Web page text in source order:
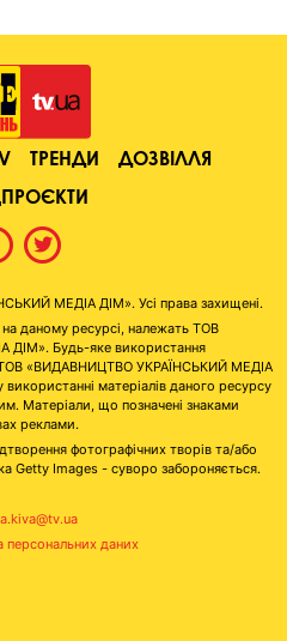
ТРЕНДИ
ДОЗВІЛЛЯ
МЕДІА ДІМ». Усі права захищені.
на даному ресурсі, належать ТОВ
Будь-яке використання
ТОВ «ВИДАВНИЦТВО УКРАЇНСЬКИЙ МЕДІА
матеріалів даного ресурсу
Матеріали, що позначені знаками
реклами.
фотографічних творів та/або
Getty Images - суворо забороняється.
a.kiva@tv.ua
персональних даних